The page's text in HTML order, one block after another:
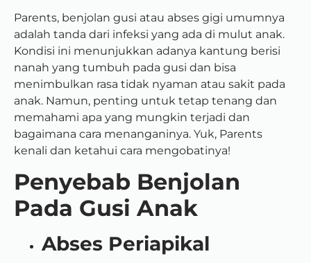
Parents, benjolan gusi atau abses gigi umumnya
adalah tanda dari infeksi yang ada di mulut anak.
Kondisi ini menunjukkan adanya kantung berisi
nanah yang tumbuh pada gusi dan bisa
menimbulkan rasa tidak nyaman atau sakit pada
anak. Namun, penting untuk tetap tenang dan
memahami apa yang mungkin terjadi dan
bagaimana cara menanganinya. Yuk, Parents
kenali dan ketahui cara mengobatinya!
Penyebab Benjolan
Pada Gusi Anak
Abses Periapikal